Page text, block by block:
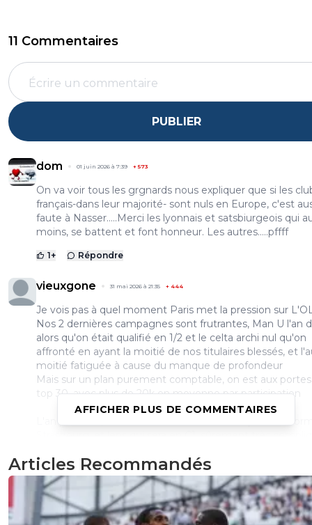
11 Commentaires
PUBLIER
dom 01 juin 2026 à 7:39 +573
On va voir tous les grgnards nous expliquer que si les
français-dans leur majorité- sont nuls en Europe, c'est
faute à Nasser.....Merci les lyonnais et satsbiurgeois qui
moins, se battent et font honneur. Les autres.....pffff
1+ Répondre
vieuxgone 31 mai 2026 à 21:35 + 444
Je vois pas à quel moment Paris met la pression sur
Nos 2 dernières campagnes sont frutrantes, Man U l'an
alors qu'on était qualifié en 1/2 et le celta archi nul qu'on
affronté en ayant la moitié de nos titulaires blessés, et
moitié fatiguée à cause du manque de profondeur
Mais sur un plan purement comptable, on est aux
top 30, avec plus de 20k en moyenne par participation
pouvoir ramenées plus de points
2+
dom 01 juin 2026 à 7:37 +573
AFFICHER PLUS DE COMMENTAIRES
Articles Recommandés